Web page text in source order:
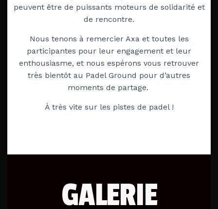
peuvent être de puissants moteurs de solidarité et
de rencontre.
Nous tenons à remercier Axa et toutes les
participantes pour leur engagement et leur
enthousiasme, et nous espérons vous retrouver
très bientôt au Padel Ground pour d’autres
moments de partage.
À très vite sur les pistes de padel !
GALERIE